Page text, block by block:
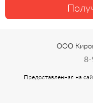
ООО
8-
Предоставленная на